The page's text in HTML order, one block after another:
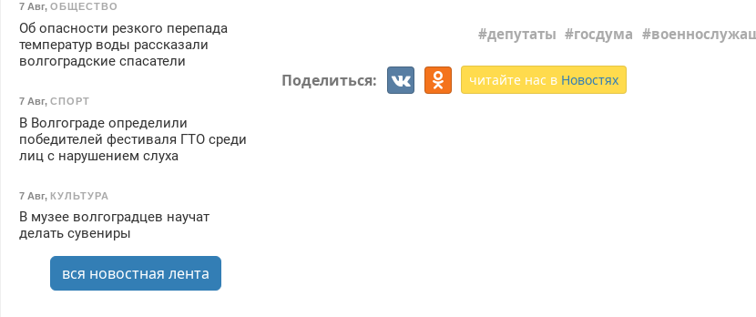
депутаты госдума
Поделиться: читайте нас в Новостях
7 Авг, ОБЩЕСТВО
Об опасности резкого перепада
температур воды рассказали
волгоградские спасатели
7 Авг, СПОРТ
В Волгограде определили
победителей фестиваля ГТО среди
лиц с нарушением слуха
7 Авг, КУЛЬТУРА
В музее волгоградцев научат
делать сувениры
вся новостная лента